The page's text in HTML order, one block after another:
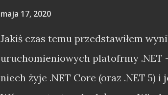
maja 17, 2020
Jakiś czas temu przedstawiłem
uruchomieniowych platofrmy .NET
niech żyje .NET Core (oraz .NET 5)